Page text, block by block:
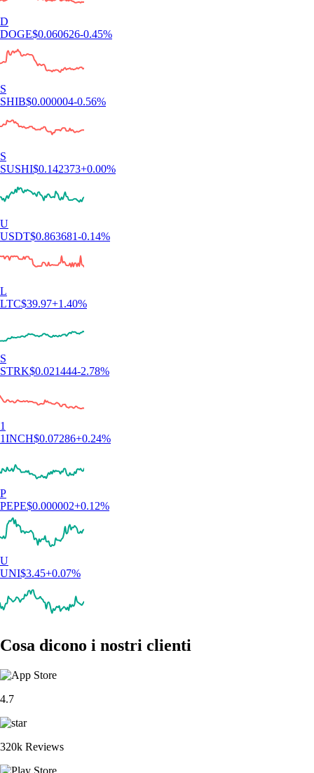
D
DOGE$0.060626-0.45%
S
SHIB$0.000004-0.56%
S
SUSHI$0.142373+0.00%
U
USDT$0.863681-0.14%
L
LTC$39.97+1.40%
S
STRK$0.021444-2.78%
1
1INCH$0.07286+0.24%
P
PEPE$0.000002+0.12%
U
UNI$3.45+0.07%
Cosa dicono i nostri clienti
4.7
320k Reviews